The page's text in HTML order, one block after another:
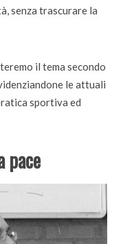
senza trascurare la
il tema secondo
le attuali
sportiva ed
pace